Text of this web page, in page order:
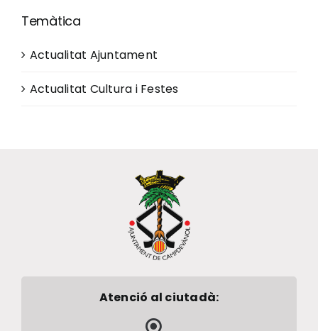
Temàtica
Actualitat Ajuntament
Actualitat Cultura i Festes
Atenció al ciutadà: